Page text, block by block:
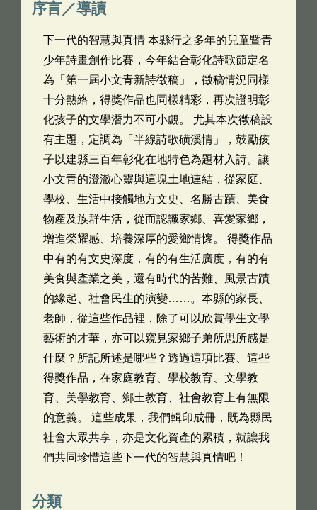
序言／導讀
下一代的智慧與真情 本縣行之多年的兒童暨青
少年詩畫創作比賽，今年結合彰化詩歌節定名
為「第一屆小文青新詩徵稿」，徵稿情況同樣
十分熱絡，得獎作品也同樣精彩，再次證明彰
化孩子的文學潛力不可小覷。 尤其本次徵稿設
有主題，定調為「半線詩歌磺溪情」，鼓勵孩
子以建縣三百年彰化在地特色為題材入詩。讓
小文青的澄澈心靈與這塊土地連結，從家庭、
學校、生活中接觸地方文史、名勝古蹟、美食
物產及族群生活，從而認識家鄉、喜愛家鄉，
增進榮耀感、培養深厚的愛鄉情懷。 得獎作品
中有的有文史深度，有的有生活廣度，有的有
美食與產業之美，還有時代的苦難、風景古蹟
的緣起、社會民生的演變……。本縣的家長、
老師，從這些作品裡，除了可以欣賞學生文學
藝術的才華，亦可以窺見家鄉子弟所思所感是
什麼？所記所述是哪些？透過這項比賽、這些
得獎作品，在家庭教育、學校教育、文學教
育、美學教育、鄉土教育、社會教育上有無限
的意義。 這些成果，我們輯印成冊，既為縣民
社會大眾共享，亦是文化資產的累積，就讓我
們共同珍惜這些下一代的智慧與真情吧！
分類